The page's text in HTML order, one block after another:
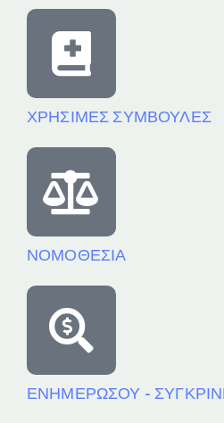
ΧΡΗΣΙΜΕΣ ΣΥΜΒΟΥΛΕΣ
ΝΟΜΟΘΕΣΙΑ
ΕΝΗΜΕΡΩΣΟΥ -